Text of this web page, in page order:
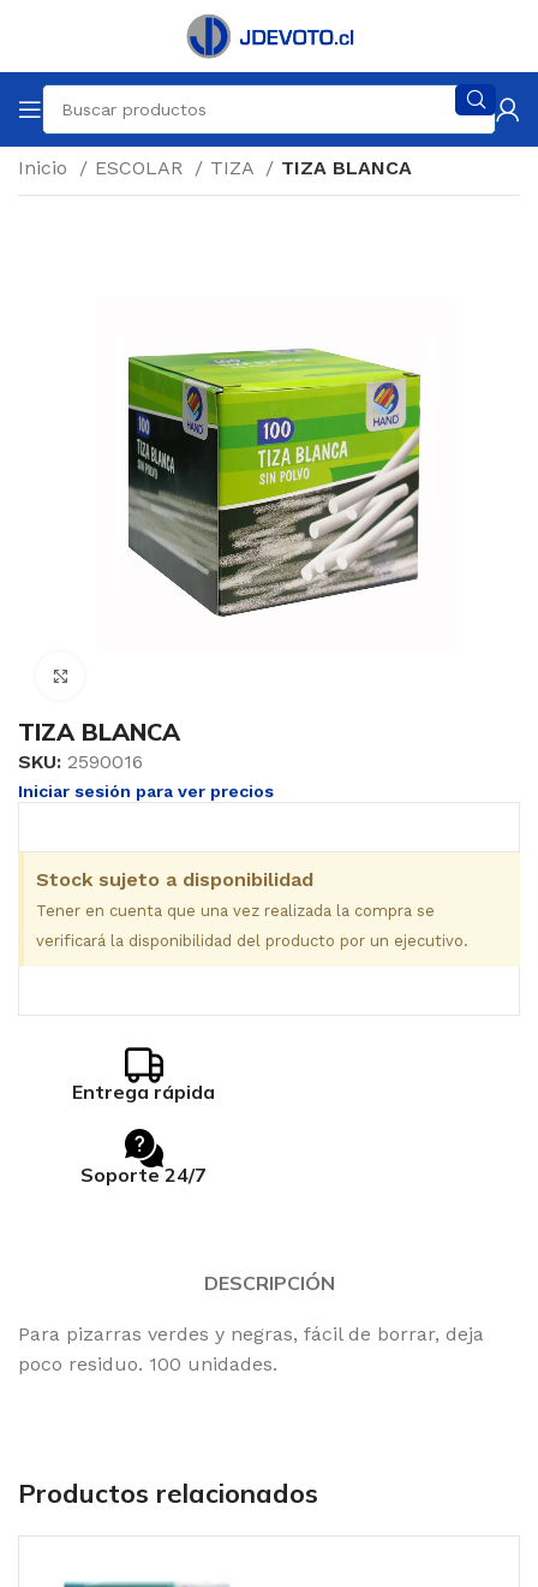
Inicio ESCOLAR TIZA TIZA BLANCA
TIZA BLANCA
SKU: 2590016
Iniciar sesión para ver precios
Stock sujeto a disponibilidad
Tener en cuenta que una vez realizada la compra se
verificará la disponibilidad del producto por un ejecutivo.
Entrega rápida
Soporte 24/7
DESCRIPCIÓN
Para pizarras verdes y negras, fácil de borrar, deja
poco residuo. 100 unidades.
Productos relacionados